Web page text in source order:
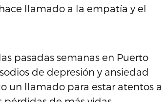
llamado a la empatía y el
pasadas semanas en Puerto
de depresión y ansiedad
un llamado para estar atentos a